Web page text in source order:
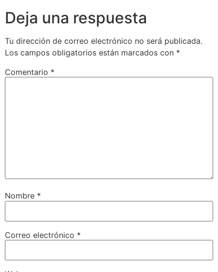
Deja una respuesta
Tu dirección de correo electrónico no será publicada.
Los campos obligatorios están marcados con *
Comentario *
Nombre *
Correo electrónico *